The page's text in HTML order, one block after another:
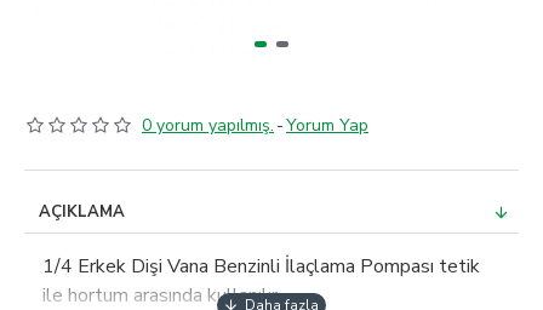
0 yorum yapılmış. -Yorum Yap
AÇIKLAMA
1/4 Erkek Dişi Vana Benzinli İlaçlama Pompası tetik
ile hortum arasında kullanılır.